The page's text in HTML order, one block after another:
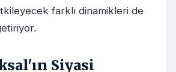
farklı dinamikleri de
Siyasi